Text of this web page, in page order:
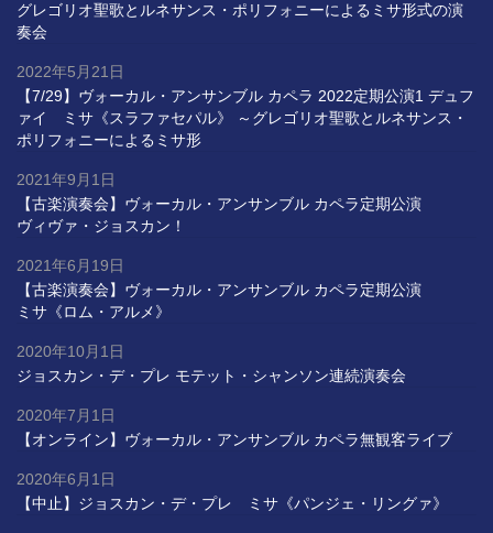
グレゴリオ聖歌とルネサンス・ポリフォニーによるミサ形式の演
奏会
【7/29】ヴォーカル・アンサンブル カペラ 2022定期公演1 デュフ
ァイ ミサ《スラファセパル》 ～グレゴリオ聖歌とルネサンス・
ポリフォニーによるミサ形
2022年5月21日
【古楽演奏会】ヴォーカル・アンサンブル カペラ定期公演
ヴィヴァ・ジョスカン！
2021年9月1日
【古楽演奏会】ヴォーカル・アンサンブル カペラ定期公演
ミサ《ロム・アルメ》
2021年6月19日
ジョスカン・デ・プレ モテット・シャンソン連続演奏会
2020年10月1日
【オンライン】ヴォーカル・アンサンブル カペラ無観客ライブ
2020年7月1日
【中止】ジョスカン・デ・プレ ミサ《パンジェ・リングァ》
2020年6月1日